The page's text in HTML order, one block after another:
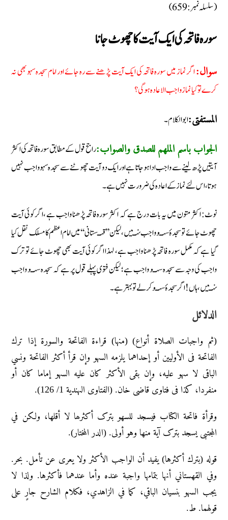
(سلسلہ نمبر: 659)
سورہ فاتحہ کی ایک آیت کا چھوٹ جانا
سوال:اگر نماز میں سورہ فاتحہ کی ایک آیت پڑھنے سے رہ جائے اور امام سجدہ سہو بھی نہ
کرے تو کیا نماز واجب الاعادہ ہوگی؟
المستفتی:ابو الکلام۔
الجواب باسم الملھم للصدق والصواب:راجح قول کے مطابق سورہ فاتحہ کی اکثر
آیتیں پڑھ لینے سے واجب ادا ہوجاتا ہے اور ایک دو آیت چھوٹنے سے سجدہ سہو واجب نہیں
ہوتا، اس لئے نماز کے اعادہ کی ضرورت نہیں ہے۔
نوٹ: اکثر متون میں یہ بات درج ہے کہ اکثر سورہ فاتحہ پڑھنا واجب ہے ،اگر کوئی آیت
چھوٹ جائے تو سجدۂ سہـو واجب نہـیں، لیکن ’’قہـستانی‘‘ میں امام اعظم کا مسلک نقل کیا
گیا ہے کہ مکمل سورہ فاتحہ پڑھنا واجب ہے، لہذا اگر کوئی آیت بھی چھوٹ جائے تو ترک
واجب کی وجہ سے سجدہ سہـو واجب ہے؛ لیکن فتوی پہلے قول پر ہے کہ سجدہ سہـو واجب
نہـیں، ہاں! اگر سجدۂ سہـو کرلے تو بہتر ہے۔
الدلائل
(ثم واجبات الصلاة أنواع) (منها) قراءة الفاتحة والسورة إذا ترك
الفاتحة فی الأولیین أو إحداهما یلزمه السهو وإن قرأ أکثر الفاتحة ونسي
الباقی لا سهو علیه، وإن بقی الأکثر کان علیه السهو إماما کان أو
منفردا، کذا فی فتاوی قاضی خان. (الفتاوی الہندیة 1/ 126).
وقرأۃ فاتحة الکتاب فیسجد للسھو بترک أکثرھا لا أقلھا، ولکن في
المجتبی یسجد بترک آیة منھا وهو أولی. (الدر المختار).
قوله (بترك أكثرها) يفيد أن الواجب الأكثر ولا يعرى عن تأمل. بحر.
وفي القهستاني أنها بتمامها واجبة عنده وأما عندهما فأكثرها. ولذا لا
يجب السهو بنسيان الباقي، كما في الزاهدي، فكلام الشارح جارٍ على
قولهما. ط.